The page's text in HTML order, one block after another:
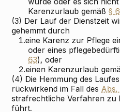
Karenzurlaub gemäß §
(3) Der Lauf der Dienstzeit
gehemmt durch
1.eine Karenz zur Pflege
oder eines
63), oder
2.einen Karenzurlaub
(4) Die Hemmung des
rückwirkend im Fall des Abs.
strafrechtliche Verfahren zu
führt.